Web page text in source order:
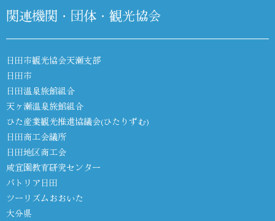
関連機関・団体・観光協会
日田市観光協会天瀬支部
日田市
日田温泉旅館組合
天ヶ瀬温泉旅館組合
ひた産業観光推進協議会(ひたりずむ)
日田商工会議所
日田地区商工会
咸宜園教育研究センター
パトリア日田
ツーリズムおおいた
大分県